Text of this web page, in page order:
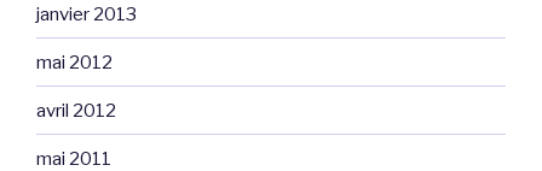
janvier 2013
mai 2012
avril 2012
mai 2011